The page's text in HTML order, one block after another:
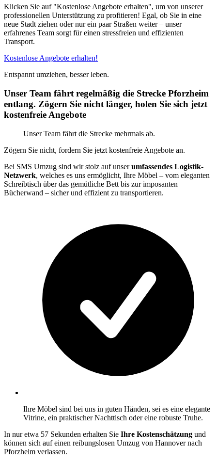
Klicken Sie auf "Kostenlose Angebote erhalten", um von unserer
professionellen Unterstützung zu profitieren! Egal, ob Sie in eine
neue Stadt ziehen oder nur ein paar Straßen weiter – unser
erfahrenes Team sorgt für einen stressfreien und effizienten
Transport.
Kostenlose Angebote erhalten!
Entspannt umziehen, besser leben.
Unser Team fährt regelmäßig die Strecke Pforzheim
entlang. Zögern Sie nicht länger, holen Sie sich jetzt
kostenfreie Angebote
Unser Team fährt die Strecke mehrmals ab.
Zögern Sie nicht, fordern Sie jetzt kostenfreie Angebote an.
Bei SMS Umzug sind wir stolz auf unserumfassendes Logistik-
Netzwerk, welches es uns ermöglicht, Ihre Möbel – vom eleganten
Schreibtisch über das gemütliche Bett bis zur imposanten
Bücherwand – sicher und effizient zu transportieren.
Ihre Möbel sind bei uns in guten Händen, sei es eine elegante
Vitrine, ein praktischer Nachttisch oder eine robuste Truhe.
In nur etwa 57 Sekunden erhalten Sie Ihre Kostenschätzung und
können sich auf einen reibungslosen Umzug von Hannover nach
Pforzheim verlassen.